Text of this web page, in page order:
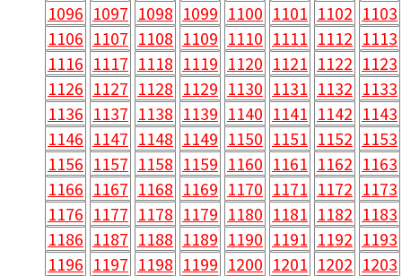
1096 1097 1098 1099 1100 1101 1102 1103
1106 1107 1108 1109 1110 1111 1112 1113
1116 1117 1118 1119 1120 1121 1122 1123
1126 1127 1128 1129 1130 1131 1132 1133
1136 1137 1138 1139 1140 1141 1142 1143
1146 1147 1148 1149 1150 1151 1152 1153
1156 1157 1158 1159 1160 1161 1162 1163
1166 1167 1168 1169 1170 1171 1172 1173
1176 1177 1178 1179 1180 1181 1182 1183
1186 1187 1188 1189 1190 1191 1192 1193
1196 1197 1198 1199 1200 1201 1202 1203